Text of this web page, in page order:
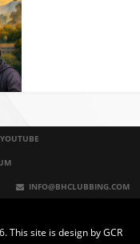
INFO@BHCLUBBING.COM
This site is design byGCR